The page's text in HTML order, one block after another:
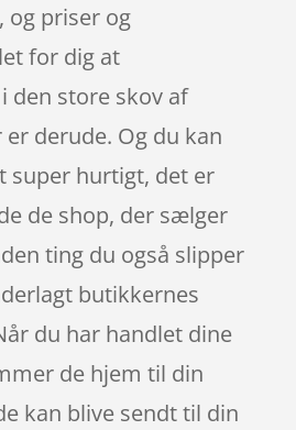
og priser og
for dig at
den store skov af
derude. Og du kan
super hurtigt, det er
de shop, der sælger
ting du også slipper
butikkernes
du har handlet dine
de hjem til din
kan blive sendt til din